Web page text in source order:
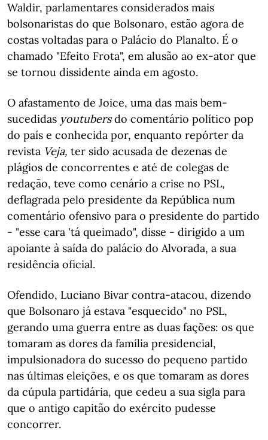
Waldir, parlamentares considerados mais
bolsonaristas do que Bolsonaro, estão agora de
costas voltadas para o Palácio do Planalto. É o
chamado "Efeito Frota", em alusão ao ex-ator que
se tornou dissidente ainda em agosto.
O afastamento de Joice, uma das mais bem-
sucedidas youtubersdo comentário político pop
do país e conhecida por, enquanto repórter da
revista Veja, ter sido acusada de dezenas de
plágios de concorrentes e até de colegas de
redação, teve como cenário a crise no PSL,
deflagrada pelo presidente da República num
comentário ofensivo para o presidente do partido
- "esse cara 'tá queimado", disse - dirigido a um
apoiante à saída do palácio do Alvorada, a sua
residência oficial.
Ofendido, Luciano Bivar contra-atacou, dizendo
que Bolsonaro já estava "esquecido" no PSL,
gerando uma guerra entre as duas fações: os que
tomaram as dores da família presidencial,
impulsionadora do sucesso do pequeno partido
nas últimas eleições, e os que tomaram as dores
da cúpula partidária, que cedeu a sua sigla para
que o antigo capitão do exército pudesse
concorrer.